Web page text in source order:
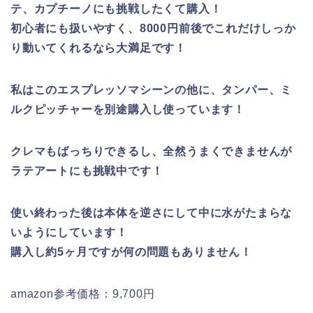
テ、カプチーノにも挑戦したくて購入！
初心者にも扱いやすく、8000円前後でこれだけしっか
り動いてくれるなら大満足です！
私はこのエスプレッソマシーンの他に、タンパー、ミ
ルクピッチャーを別途購入し使っています！
クレマもばっちりできるし、全然うまくできませんが
ラテアートにも挑戦中です！
使い終わった後は本体を逆さにして中に水がたまらな
いようにしています！
購入し約5ヶ月ですが何の問題もありません！
amazon参考価格：9,700円